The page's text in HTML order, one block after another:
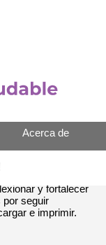
Acerca de
Responde el
y fortalecer
por seguir
e imprimir.